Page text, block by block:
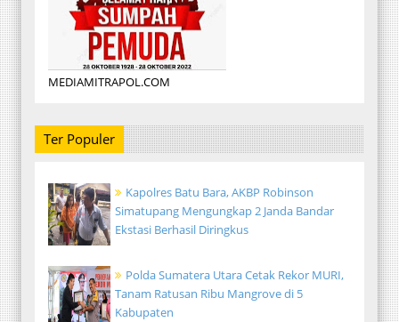
MEDIAMITRAPOL.COM
Ter Populer
Kapolres Batu Bara, AKBP Robinson
Simatupang Mengungkap 2 Janda Bandar
Ekstasi Berhasil Diringkus
Polda Sumatera Utara Cetak Rekor MURI,
Tanam Ratusan Ribu Mangrove di 5
Kabupaten